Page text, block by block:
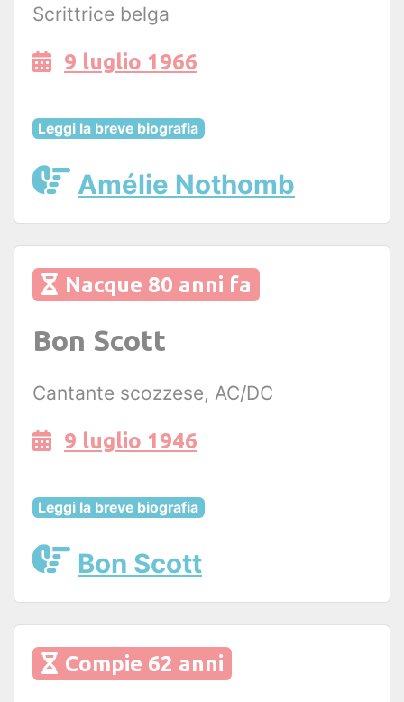
Scrittrice belga
9 luglio 1966
Leggi la breve biografia
Amélie Nothomb
Nacque 80 anni fa
Bon Scott
Cantante scozzese, AC/DC
9 luglio 1946
Leggi la breve biografia
Bon Scott
Compie 62 anni